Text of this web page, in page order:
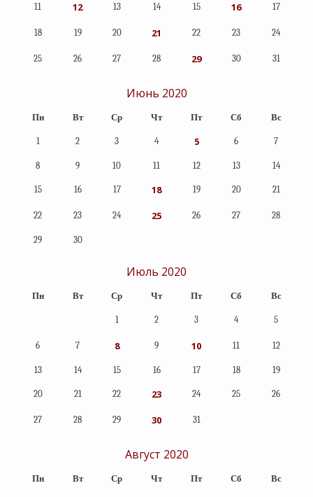
11 12 13 14 15 16 17
18 19 20 21 22 23 24
25 26 27 28 29 30 31
Июнь 2020
Пн Вт Ср Чт Пт Сб Вс
1 2 3 4 5 6 7
8 9 10 11 12 13 14
15 16 17 18 19 20 21
22 23 24 25 26 27 28
29 30
Июль 2020
Пн Вт Ср Чт Пт Сб Вс
1 2 3 4 5
6 7 8 9 10 11 12
13 14 15 16 17 18 19
20 21 22 23 24 25 26
27 28 29 30 31
Август 2020
Пн Вт Ср Чт Пт Сб Вс